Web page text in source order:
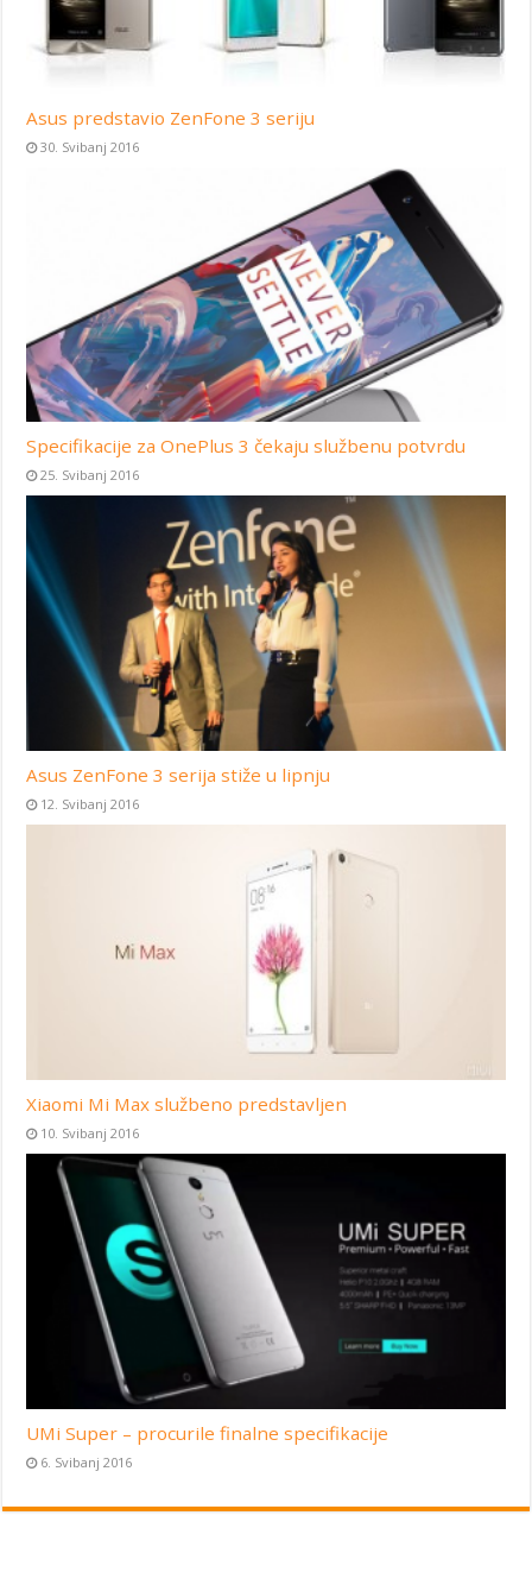
Asus predstavio ZenFone 3 seriju
30. Svibanj 2016
Specifikacije za OnePlus 3 čekaju službenu potvrdu
25. Svibanj 2016
Asus ZenFone 3 serija stiže u lipnju
12. Svibanj 2016
Xiaomi Mi Max službeno predstavljen
10. Svibanj 2016
UMi Super – procurile finalne specifikacije
6. Svibanj 2016